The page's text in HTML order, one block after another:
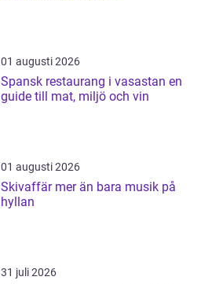
01 augusti 2026
Spansk restaurang i vasastan en
guide till mat, miljö och vin
01 augusti 2026
Skivaffär mer än bara musik på
hyllan
31 juli 2026